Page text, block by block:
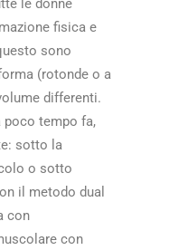
le donne
fisica e
sono
(rotonde o a
differenti.
poco tempo fa,
sotto la
o sotto
il metodo dual
con
con